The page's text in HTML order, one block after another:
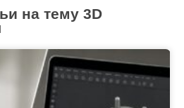
на тему 3D